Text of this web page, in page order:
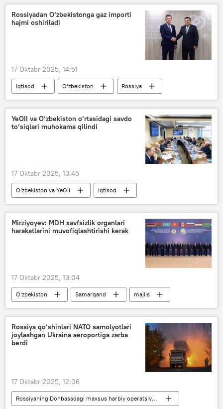
Rossiyadan O‘zbekistonga gaz importi
hajmi oshiriladi
17 Oktabr 2025, 14:51
Iqtisod O‘zbekiston
Rossiya
gaz
import
YeOII va O‘zbekiston o‘rtasidagi savdo
to‘siqlari muhokama qilindi
17 Oktabr 2025, 13:45
O‘zbekiston va YeOII
Iqtisod
O‘zbekiston
YeOII
hamkorlik
savdo
YeIK
Mirziyoyev: MDH xavfsizlik organlari
harakatlarini muvofiqlashtirishi kerak
17 Oktabr 2025, 13:04
O‘zbekiston Samarqand
majlis
Davlat xavfsizlik xizmati (DXX)
xavfsizlik
razvedka xizmati
prezident
taklif
Xavfsizlik kengashi
Siyosat
Rossiya qo‘shinlari NATO samolyotlari
joylashgan Ukraina aeroportiga zarba
berdi
17 Oktabr 2025, 12:06
Rossiyaning Donbassdagi maxsus harbiy operatsiyasi